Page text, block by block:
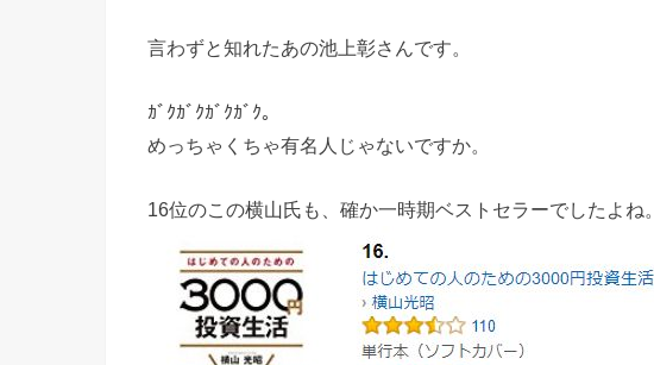
言わずと知れたあの池上彰さんです。
ｶﾞｸｶﾞｸｶﾞｸｶﾞｸ。
めっちゃくちゃ有名人じゃないですか。
16位のこの横山氏も、確か一時期ベストセラーでしたよね。